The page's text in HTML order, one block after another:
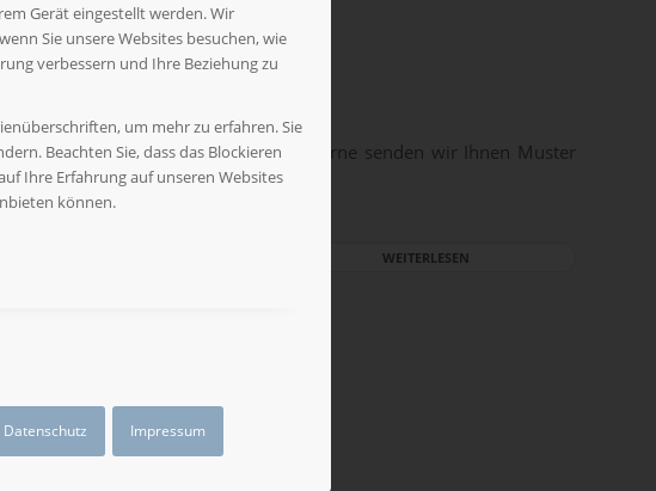
Gerät eingestellt werden. Wir
Sie unsere Websites besuchen, wie
verbessern und Ihre Beziehung zu
um mehr zu erfahren. Sie
Beachten Sie, dass das Blockieren
Ihre Erfahrung auf unseren Websites
können.
Datenschutz Impressum
für unsere Partner aufbereitet. Gerne senden wir Ihnen Muster
WEITERLESEN